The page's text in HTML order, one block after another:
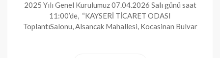
2025 Yılı Genel Kurulumuz 07.04.2026 Salı günü saat
11:00’de, “KAYSERİ TİCARET ODASI
ToplantıSalonu, Alsancak Mahallesi, Kocasinan Bulvar